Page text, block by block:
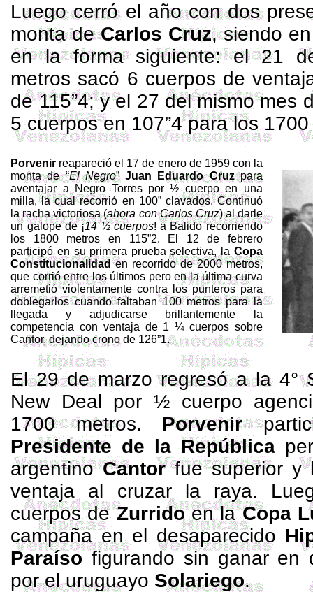
Luego cerró el año con dos
monta deCarlos Cruz, siendo
en la forma siguiente: el 21
metros sacó 6 cuerpos de
de 115”4; y el 27 del mismo mes
5 cuerpos en 107”4 para los
Porvenir reapareció el 17 de enero de 1959 con la
monta de “El Negro”Juan Eduardo Cruzpara
aventajar a Negro Torres por ½ cuerpo en una
milla, la cual recorrió en 100”clavados. Continuó
la racha victoriosa (ahora con Carlos Cruz) al darle
un galope de ¡14 ½ cuerpos! a Balido recorriendo
los 1800 metros en 115”2. El 12 de febrero
participó en su primera prueba selectiva,la Copa
Constitucionalidad en recorrido de2000 metros,
que corrió entre los últimos pero en la última curva
arremetió violentamente contra los punteros para
doblegarlos cuando faltaban100 metrospara la
llegada y adjudicarse brillantemente la
competencia con ventaja de 1 ¼ cuerpos sobre
Cantor, dejando crono de 126”1.
El 29 de marzo regresó a la 4°
New
Deal por ½ cuerpo
1700 metros. Porvenir
Presidente de la República
argentinoCantorfue superior y
ventaja al cruzar la raya.
cuerpos deZurridoenlaCopa
campaña en el desaparecido
Paraísofigurando sin ganar en
por el uruguayo Solariego.